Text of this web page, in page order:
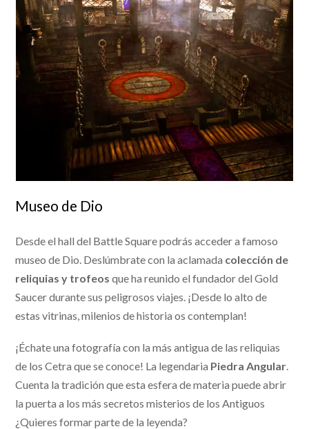
Museo de Dio
Desde el hall del Battle Square podrás acceder a famoso
museo de Dio. Deslúmbrate con la aclamada colección de
reliquias y trofeosque ha reunido el fundador del Gold
Saucer durante sus peligrosos viajes. ¡Desde lo alto de
estas vitrinas, milenios de historia os contemplan!
¡Échate una fotografía con la más antigua de las reliquias
de los Cetra que se conoce! La legendaria Piedra Angular
Cuenta la tradición que esta esfera de materia puede abrir
la puerta a los más secretos misterios de los Antiguos
¿Quieres formar parte de la leyenda?